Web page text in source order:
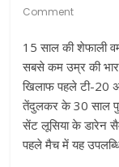
Comment
15 साल की शेफाली
सबसे कम उम्र की
खिलाफ पहले टी-20
तेंदुलकर के 30 साल
सेंट लूसिया के डारेन
पहले मैच में यह